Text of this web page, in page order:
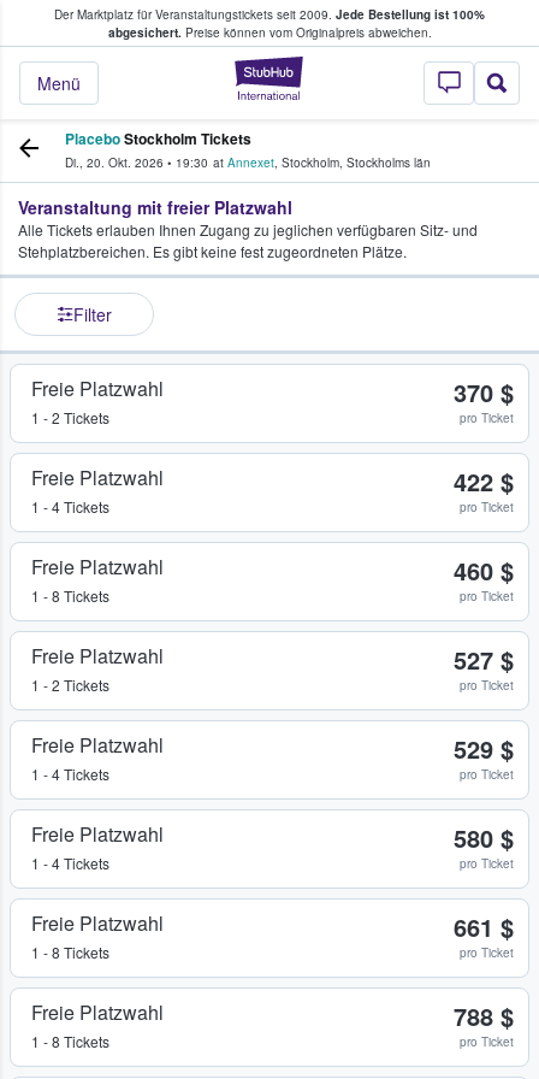
Der Marktplatz für Veranstaltungstickets seit 2009. Jede Bestellung ist 100%
abgesichert.Preise können vom Originalpreis abweichen.
StubHub - Wo
Menü
Tickets kaufen & verkaufen
PlaceboStockholm Tickets
Di., 20. Okt. 2026 • 19:30 at Annexet, Stockholm, Stockholms län
Veranstaltung mit freier Platzwahl
Alle Tickets erlauben Ihnen Zugang zu jeglichen verfügbaren Sitz- und
Stehplatzbereichen. Es gibt keine fest zugeordneten Plätze.
Filter
Freie Platzwahl
1 - 2 Tickets
370 $
pro Ticket
Freie Platzwahl
1 - 4 Tickets
422 $
pro Ticket
Freie Platzwahl
1 - 8 Tickets
460 $
pro Ticket
Freie Platzwahl
1 - 2 Tickets
527 $
pro Ticket
Freie Platzwahl
1 - 4 Tickets
529 $
pro Ticket
Freie Platzwahl
1 - 4 Tickets
580 $
pro Ticket
Freie Platzwahl
1 - 8 Tickets
661 $
pro Ticket
Freie Platzwahl
1 - 8 Tickets
788 $
pro Ticket